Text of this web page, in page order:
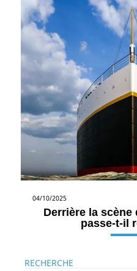
04/10/2025
Derrière la scène
passe-t-il
RECHERCHE